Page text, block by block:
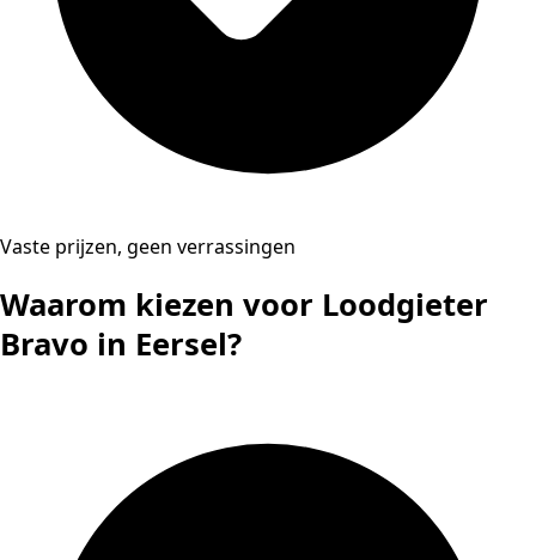
Vaste prijzen, geen verrassingen
Waarom kiezen voor Loodgieter
Bravo in Eersel?